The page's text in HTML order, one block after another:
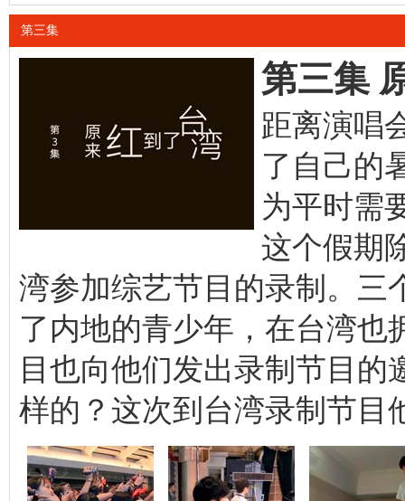
第三集
第三集
距离演唱
了自己的
为平时需
这个假期
湾参加综艺节目的录制。三
了内地的青少年，在台湾也
目也向他们发出录制节目的
样的？这次到台湾录制节目